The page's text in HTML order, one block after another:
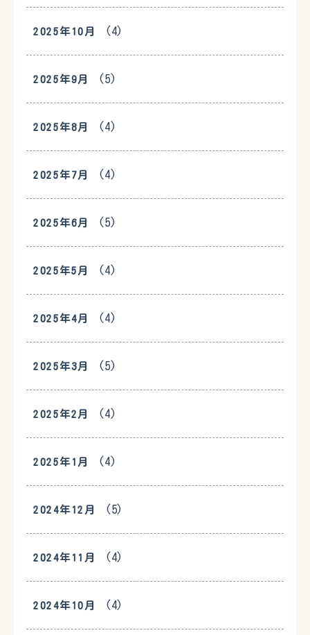
2025年10月 (4)
2025年9月 (5)
2025年8月 (4)
2025年7月 (4)
2025年6月 (5)
2025年5月 (4)
2025年4月 (4)
2025年3月 (5)
2025年2月 (4)
2025年1月 (4)
2024年12月 (5)
2024年11月 (4)
2024年10月 (4)